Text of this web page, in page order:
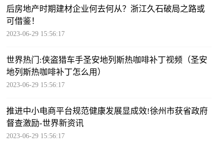
后房地产时期建材企业何去何从？浙江久石破局之路或
可借鉴！
2023-06-29 15:56:17
世界热门:侠盗猎车手圣安地列斯热咖啡补丁视频（圣安
地列斯热咖啡补丁怎么用）
2023-06-29 15:56:17
推进中小电商平台规范健康发展显成效!徐州市获省政府
督查激励-世界新资讯
2023-06-29 15:56:17